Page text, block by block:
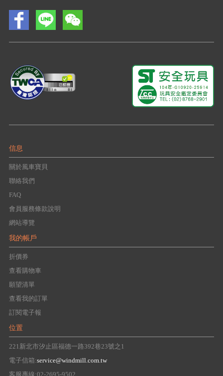
信息
關於風車寶貝
聯絡我們
FAQ
會員服務條款說明
網站導覽
我的帳戶
折價券
查看購物車
願望清單
查看我的訂單
訂閱電子報
位置
221新北市汐止區福德一路392巷23號之1
電子信箱:service@windmill.com.tw
客服專線:02-2695-9502